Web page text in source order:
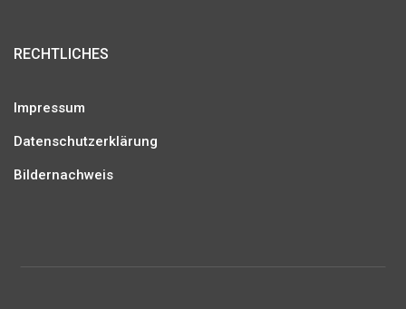
RECHTLICHES
Impressum
Datenschutzerklärung
Bildernachweis